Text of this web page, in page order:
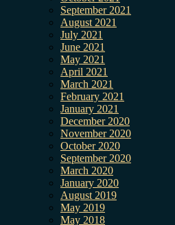
September 2021
August 2021
July 2021
June 2021
May 2021
April 2021
March 2021
February 2021
January 2021
December 2020
November 2020
October 2020
September 2020
March 2020
January 2020
August 2019
May 2019
May 2018